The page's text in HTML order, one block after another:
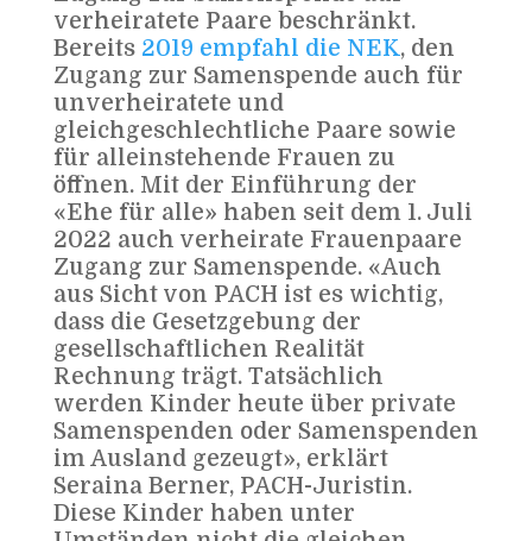
verheiratete Paare beschränkt.
Bereits 2019 empfahl die NEK, den
Zugang zur Samenspende auch für
unverheiratete und
gleichgeschlechtliche Paare sowie
für alleinstehende Frauen zu
öffnen. Mit der Einführung der
«Ehe für alle» haben seit dem 1. Juli
2022 auch verheirate Frauenpaare
Zugang zur Samenspende. «Auch
aus Sicht von PACH ist es wichtig,
dass die Gesetzgebung der
gesellschaftlichen Realität
Rechnung trägt. Tatsächlich
werden Kinder heute über private
Samenspenden oder Samenspenden
im Ausland gezeugt», erklärt
Seraina Berner, PACH-Juristin.
Diese Kinder haben unter